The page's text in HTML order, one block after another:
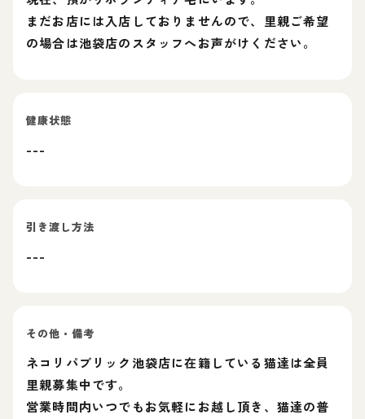
まだお店には入店しておりませんので、里親ご希望
の場合は池袋店のスタッフへお声がけください。
健康状態
---
引き渡し方法
---
その他・備考
ネコリパブリック池袋店に在籍している猫達は全員
里親募集中です。
営業時間内いつでもお気軽にお越し頂き、猫達の普